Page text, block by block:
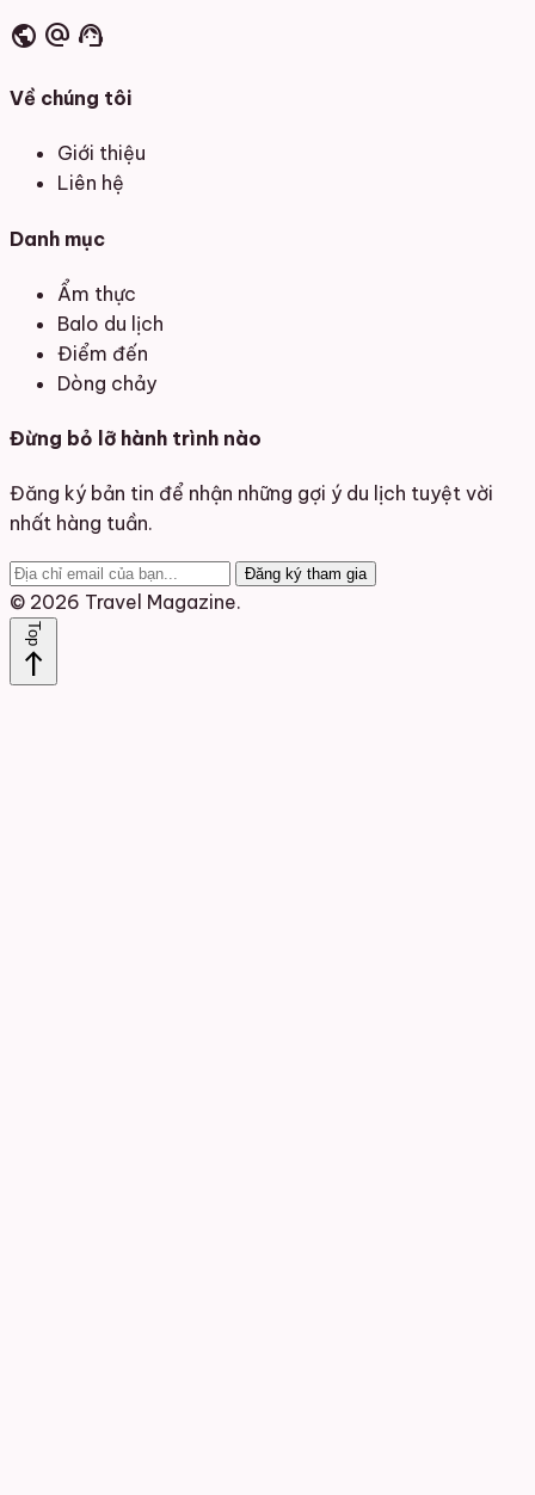
public alternate_email support_agent
Về chúng tôi
Giới thiệu
Liên hệ
Danh mục
Ẩm thực
Balo du lịch
Điểm đến
Dòng chảy
Đừng bỏ lỡ hành trình nào
Đăng ký bản tin để nhận những gợi ý du lịch tuyệt vời
nhất hàng tuần.
Đăng ký tham gia
© 2026 Travel Magazine.
Top
north